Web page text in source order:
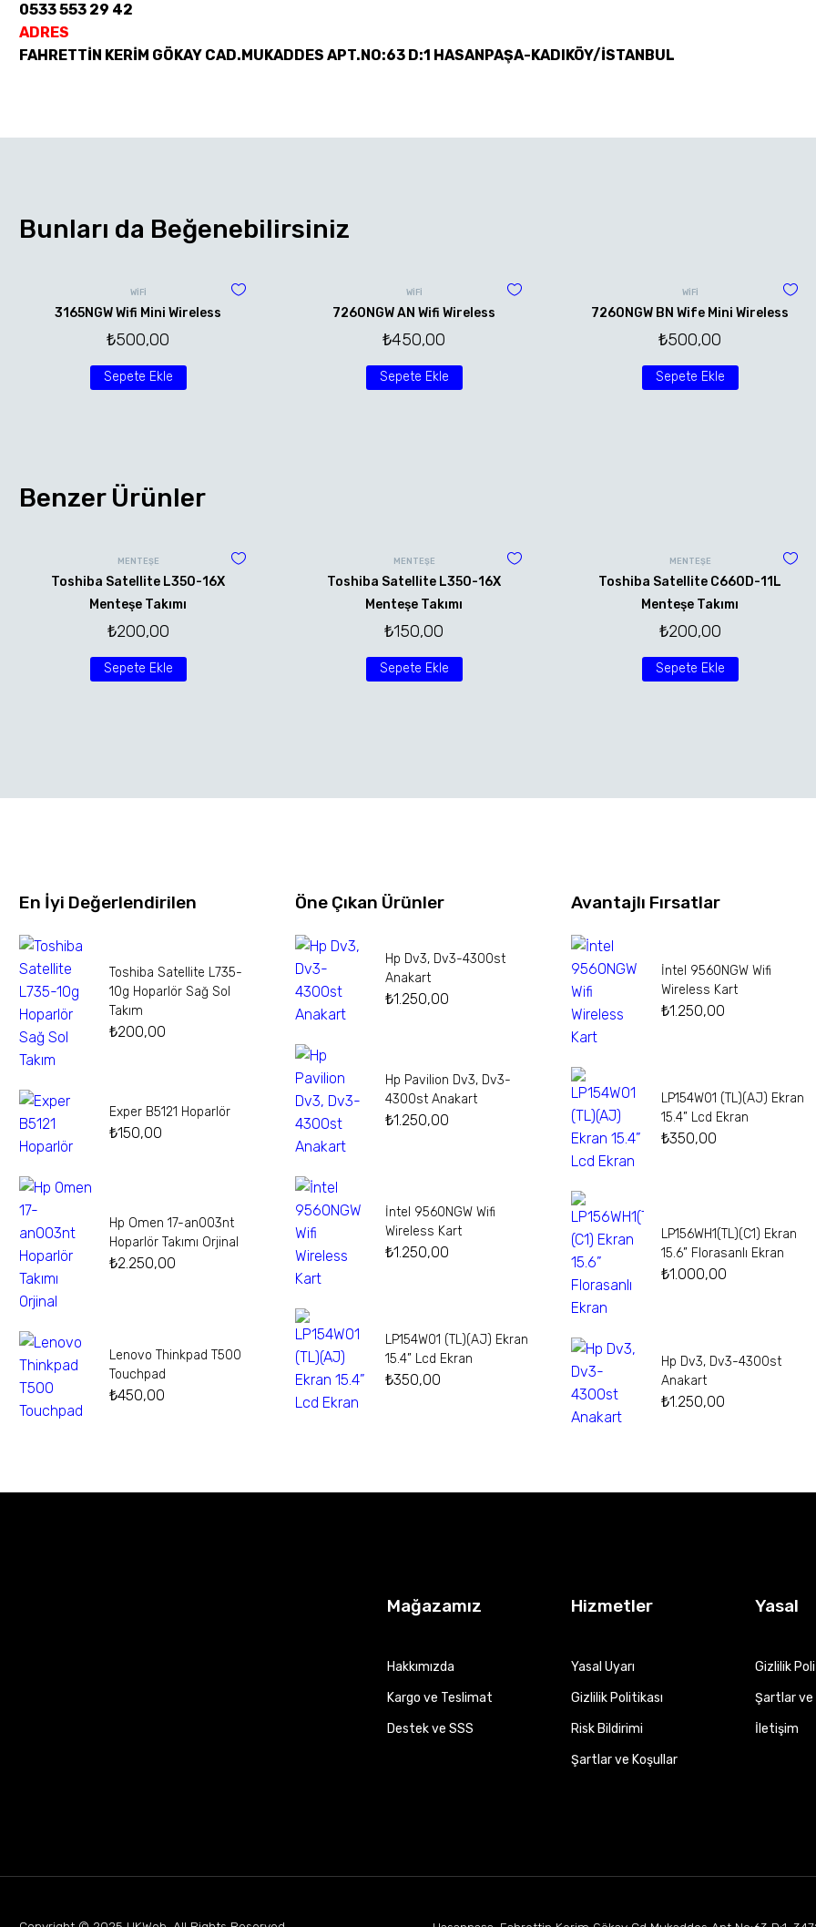
0533 553 29 42
ADRES
FAHRETTİN KERİM GÖKAY CAD.MUKADDES APT.NO:63 D:1 HASANPAŞA-KADIKÖY/İSTANBUL
Bunları da Beğenebilirsiniz
WİFİ
3165NGW Wifi Mini Wireless
₺500,00
Sepete Ekle
WİFİ
7260NGW AN Wifi Wireless
₺450,00
Sepete Ekle
WİFİ
7260NGW BN Wife Mini Wireless
₺500,00
Sepete Ekle
Benzer Ürünler
MENTEŞE
Toshiba Satellite L350-16X
Menteşe Takımı
₺200,00
Sepete Ekle
MENTEŞE
Toshiba Satellite L350-16X
Menteşe Takımı
₺150,00
Sepete Ekle
MENTEŞE
Toshiba Satellite C660D-11L
Menteşe Takımı
₺200,00
Sepete Ekle
En İyi Değerlendirilen
Toshiba Satellite L735-
10g Hoparlör Sağ Sol
Takım
₺200,00
Exper B5121 Hoparlör
₺150,00
Hp Omen 17-an003nt
Hoparlör Takımı Orjinal
₺2.250,00
Lenovo Thinkpad T500
Touchpad
₺450,00
Öne Çıkan Ürünler
Hp Dv3, Dv3-4300st
Anakart
₺1.250,00
Hp Pavilion Dv3, Dv3-
4300st Anakart
₺1.250,00
İntel 9560NGW Wifi
Wireless Kart
₺1.250,00
LP154W01 (TL)(AJ) Ekran
15.4” Lcd Ekran
₺350,00
Avantajlı Fırsatlar
İntel 9560NGW Wifi
Wireless Kart
₺1.250,00
LP154W01 (TL)(AJ) Ekran
15.4” Lcd Ekran
₺350,00
LP156WH1(TL)(C1) Ekran
15.6” Florasanlı Ekran
₺1.000,00
Hp Dv3, Dv3-4300st
Anakart
₺1.250,00
Mağazamız
Hakkımızda
Kargo ve Teslimat
Destek ve SSS
Hizmetler
Yasal Uyarı
Gizlilik Politikası
Risk Bildirimi
Şartlar ve Koşullar
Yasal
Gizlilik
Şartlar ve
İletişim